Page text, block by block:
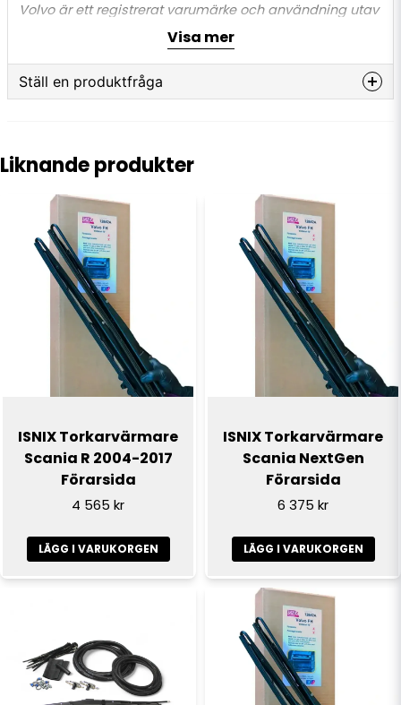
Volvo är ett registrerat varumärke och användning utav
ordet är endast för referensändamål. Den här produkten
är inte original och inte tillverkad eller godkänd av
Volvo. Användning utav varumärkesordet görs endast
för att delen passar till lastbilen.
Visa mer
Ställ en produktfråga
Namn
E-postadress
Ja, ni får publicera min fråga
Skicka fråga
Liknande produkter
ISNIX Torkarvärmare
Scania R 2004-2017
Förarsida
4 565 kr
LÄGG I VARUKORGEN
ISNIX Torkarvärmare
Scania NextGen
Förarsida
6 375 kr
LÄGG I VARUKORGEN